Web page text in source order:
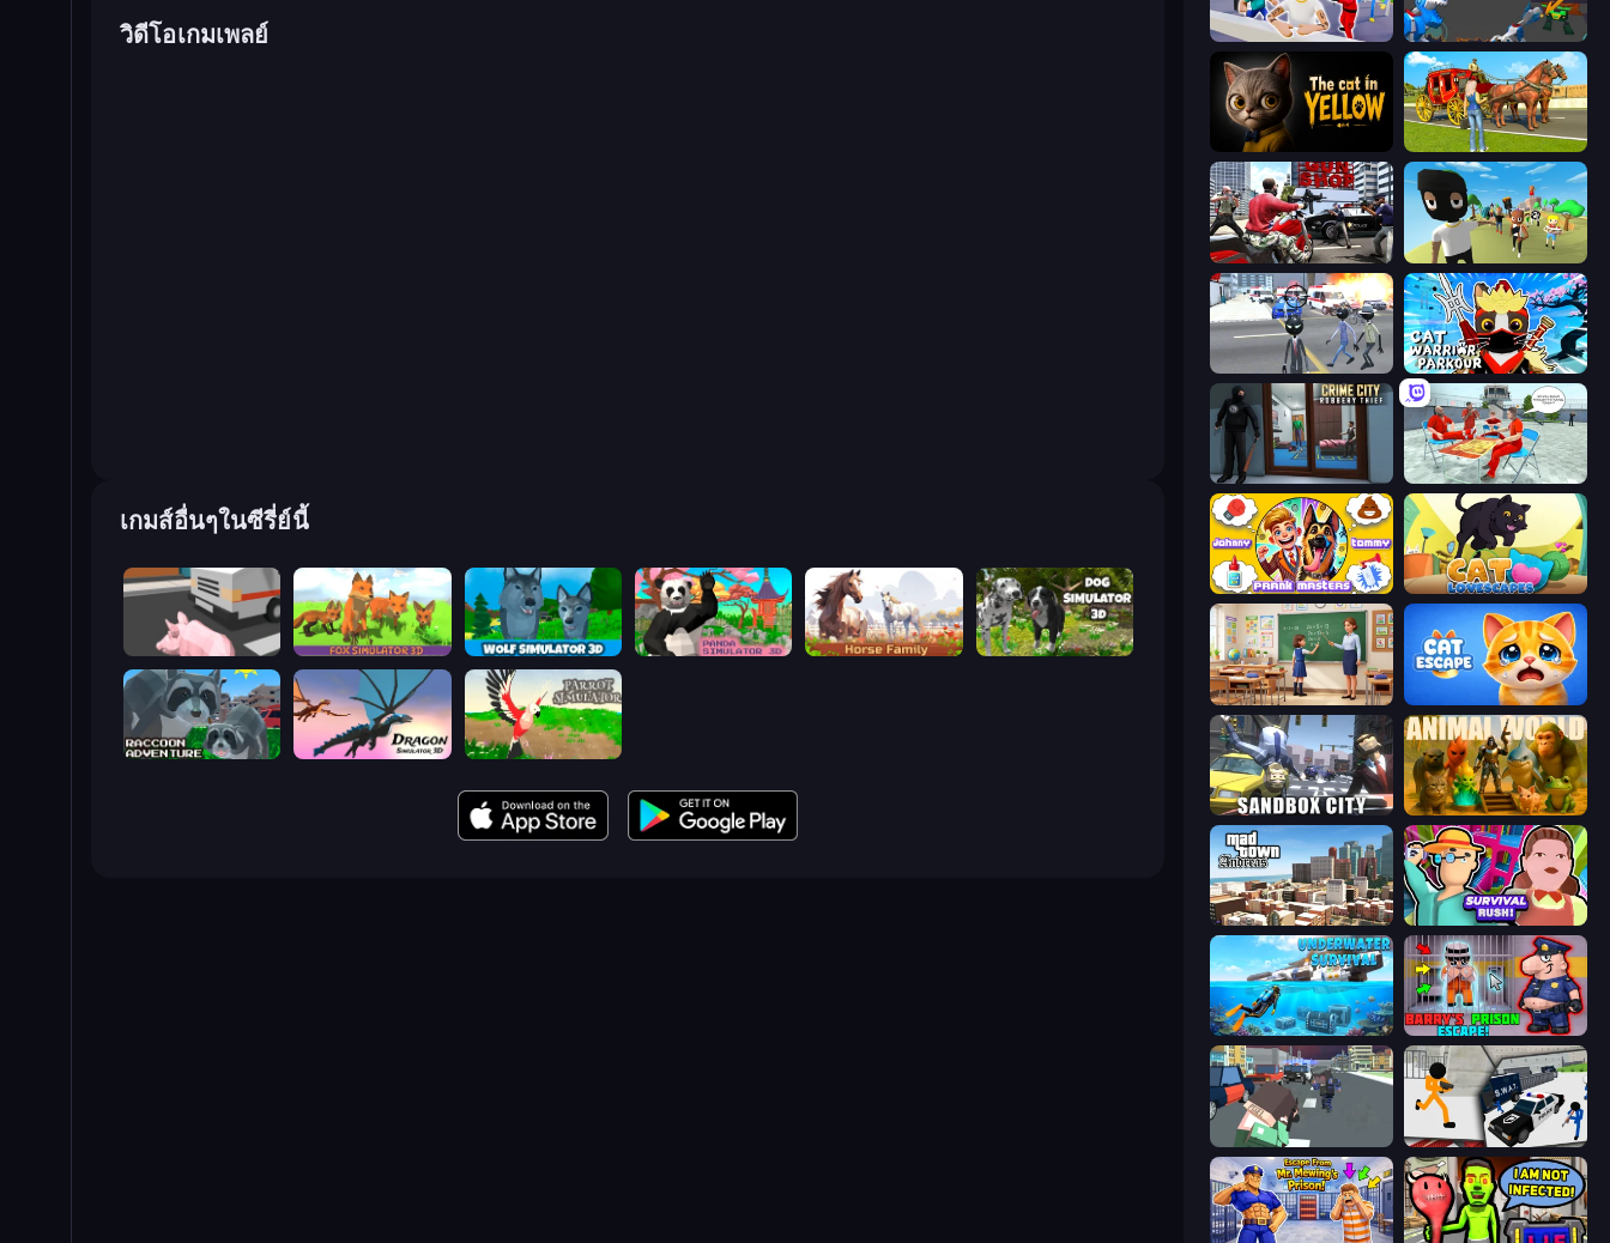
วิดีโอเกมเพลย์
เกมส์อื่นๆในซีรี่ย์นี้
Crazy Pig Simulator Fox Simulator 3D Wolf Simulator: Wild Animals 3D Panda Simulator 3D Horse Simulator 3D Dog Simulator 3D
Raccoon Adventure: City Simulator 3D Dragon Simulator 3D Parrot Simulator
Robot Dog City Simulator
The Cat in Yellow Horse Cart Transport Taxi Game
Grand Action Simulator: New York
Amazing Crime Strange Stickman Cat Warrior Parkour
Crime City Robbery Thief Games Alcatraz Prison Escape Plan
Johnny n Tommy - Prank Masters Cat Lovescapes
High School Teacher Simulator
Sandbox City Animal World
Mad Town Andreas: Mafia Storie Survival Rush!
Underwater Survival: Deep Dive Barry's Prison Escape!
Stickman Prison: Counter Assault